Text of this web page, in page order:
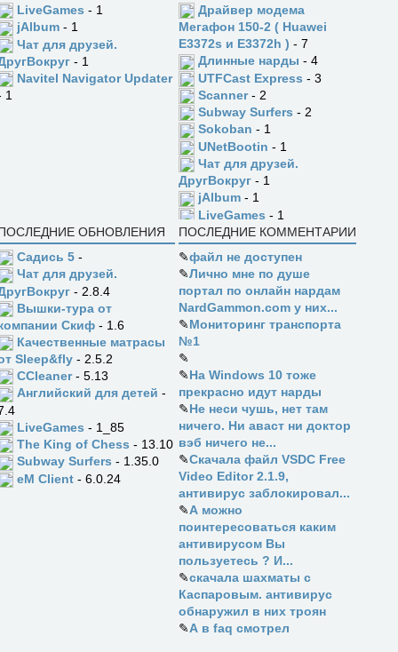
LiveGames - 1
jAlbum - 1
Чат для друзей.
- 1
Navitel Navigator Updater
1
Драйвер модема
Мегафон 150-2 ( Huawei
E3372s и E3372h ) - 7
Длинные нарды - 4
UTFCast Express - 3
Scanner- 2
Subway Surfers - 2
Sokoban - 1
UNetBootin - 1
Чат для друзей.
ДругВокруг - 1
jAlbum - 1
LiveGames - 1
ОБНОВЛЕНИЯ
Садись 5 -
Чат для друзей.
- 2.8.4
Вышки-тура от
Скиф - 1.6
Качественные матрасы
Sleep&fly - 2.5.2
CCleaner- 5.13
Английский для детей -
LiveGames - 1_85
The King of Chess - 13.10
Subway Surfers - 1.35.0
eM Client - 6.0.24
ПОСЛЕДНИЕ КОММЕНТАРИИ
✎файл не доступен
✎Лично мне по душе
портал по онлайн нардам
NardGammon.com у них...
✎Мониторинг транспорта
№1
✎
✎На Windows 10 тоже
прекрасно идут нарды
✎Не неси чушь, нет там
ничего. Ни аваст ни доктор
вэб ничего не...
✎Скачала файл VSDC Free
Video Editor 2.1.9,
антивирус заблокировал...
✎А можно
поинтересоваться каким
антивирусом Вы
пользуетесь ? И...
✎скачала шахматы с
Каспаровым. антивирус
обнаружил в них троян
✎А в faq смотрел